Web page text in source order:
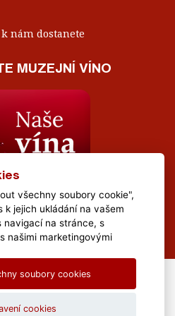
k nám dostanete
MUZEJNÍ VÍNO
Brněnska © 2020, Webdesign by
všechny soubory cookie",
k jejich ukládání na vašem
navigací na stránce, s
našimi marketingovými
soubory cookies
cookies